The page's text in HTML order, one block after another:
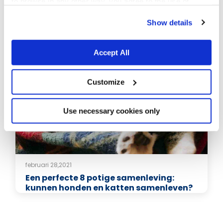
Show details
Accept All
Customize
Use necessary cookies only
Je kat veilig houden in de hitte: een
februari 28,2021
Een perfecte 8 potige samenleving:
kunnen honden en katten samenleven?